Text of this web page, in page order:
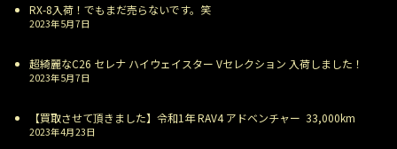
RX-8入荷！でもまだ売らないです。笑
2023年5月7日
超綺麗なC26 セレナ ハイウェイスター Vセレクション 入荷しました！
2023年5月7日
【買取させて頂きました】令和1年 RAV4 アドベンチャー 33,000km
2023年4月23日